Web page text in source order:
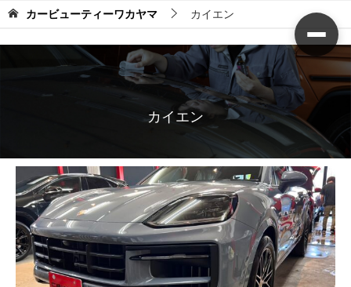
カービューティーワカヤマ カイエン
カイエン